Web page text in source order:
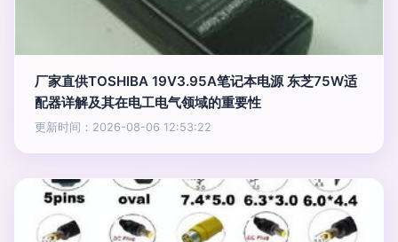
厂家直供TOSHIBA 19V3.95A笔记本电源 东芝75W适
配器详解及其在电工电气领域的重要性
更新时间：2026-08-06 12:53:22